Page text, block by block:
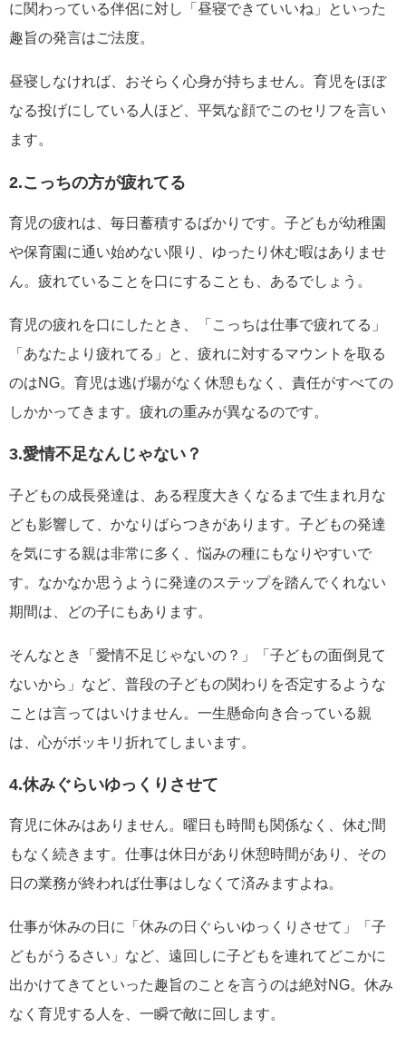
に関わっている伴侶に対し「昼寝できていいね」といった
趣旨の発言はご法度。
昼寝しなければ、おそらく心身が持ちません。育児をほぼ
なる投げにしている人ほど、平気な顔でこのセリフを言い
ます。
2.こっちの方が疲れてる
育児の疲れは、毎日蓄積するばかりです。子どもが幼稚園
や保育園に通い始めない限り、ゆったり休む暇はありませ
ん。疲れていることを口にすることも、あるでしょう。
育児の疲れを口にしたとき、「こっちは仕事で疲れてる」
「あなたより疲れてる」と、疲れに対するマウントを取る
のはNG。育児は逃げ場がなく休憩もなく、責任がすべての
しかかってきます。疲れの重みが異なるのです。
3.愛情不足なんじゃない？
子どもの成長発達は、ある程度大きくなるまで生まれ月な
ども影響して、かなりばらつきがあります。子どもの発達
を気にする親は非常に多く、悩みの種にもなりやすいで
す。なかなか思うように発達のステップを踏んでくれない
期間は、どの子にもあります。
そんなとき「愛情不足じゃないの？」「子どもの面倒見て
ないから」など、普段の子どもの関わりを否定するような
ことは言ってはいけません。一生懸命向き合っている親
は、心がボッキリ折れてしまいます。
4.休みぐらいゆっくりさせて
育児に休みはありません。曜日も時間も関係なく、休む間
もなく続きます。仕事は休日があり休憩時間があり、その
日の業務が終われば仕事はしなくて済みますよね。
仕事が休みの日に「休みの日ぐらいゆっくりさせて」「子
どもがうるさい」など、遠回しに子どもを連れてどこかに
出かけてきてといった趣旨のことを言うのは絶対NG。休み
なく育児する人を、一瞬で敵に回します。